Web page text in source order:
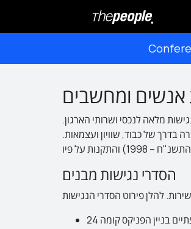
אנשים ומחשבים
מלאה לנכסי ושרותי הארגון.
של כבוד, שוויון ועצמאות.
הסדרי נגישות מבנים